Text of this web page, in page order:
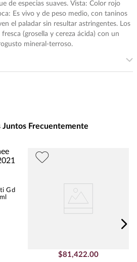
de especias suaves. Vista: Color rojo
Es vivo y de peso medio, con taninos
el paladar sin resultar astringentes. Los
(grosella y cereza ácida) con un
mineral-terroso.
PINOT NOIR
Juntos Frecuentemente
Gd
$81,422.00